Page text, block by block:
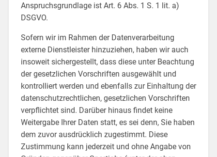
Anspruchsgrundlage ist Art. 6 Abs. 1 S. 1 lit. a)
DSGVO.
Sofern wir im Rahmen der Datenverarbeitung
externe Dienstleister hinzuziehen, haben wir auch
insoweit sichergestellt, dass diese unter Beachtung
der gesetzlichen Vorschriften ausgewählt und
kontrolliert werden und ebenfalls zur Einhaltung der
datenschutzrechtlichen, gesetzlichen Vorschriften
verpflichtet sind. Darüber hinaus findet keine
Weitergabe Ihrer Daten statt, es sei denn, Sie haben
dem zuvor ausdrücklich zugestimmt. Diese
Zustimmung kann jederzeit und ohne Angabe von